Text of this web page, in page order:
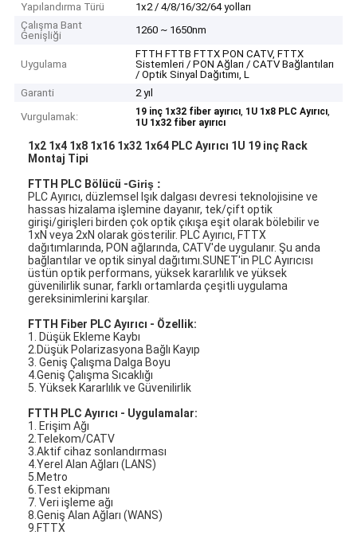
Yapılandırma Türü
1x2 / 4/8/16/32/64 yolları
Çalışma Bant
Genişliği
1260 ~ 1650nm
Uygulama
FTTH FTTB FTTX PON CATV, FTTX
Sistemleri / PON Ağları / CATV Bağlantıları
/ Optik Sinyal Dağıtımı, L
Garanti
2 yıl
Vurgulamak:
19 inç 1x32 fiber ayırıcı, 1U 1x8 PLC Ayırıcı,
1U 1x32 fiber ayırıcı
1x2 1x4 1x8 1x16 1x32 1x64 PLC Ayırıcı 1U 19 inç Rack
Montaj Tipi
FTTH PLC Bölücü -Giriş :
PLC Ayırıcı, düzlemsel Işık dalgası devresi teknolojisine ve
hassas hizalama işlemine dayanır, tek/çift optik
girişi/girişleri birden çok optik çıkışa eşit olarak bölebilir ve
1xN veya 2xN olarak gösterilir. PLC Ayırıcı, FTTX
dağıtımlarında, PON ağlarında, CATV'de uygulanır. Şu anda
bağlantılar ve optik sinyal dağıtımı.SUNET'in PLC Ayırıcısı
üstün optik performans, yüksek kararlılık ve yüksek
güvenilirlik sunar, farklı ortamlarda çeşitli uygulama
gereksinimlerini karşılar.
FTTH Fiber PLC Ayırıcı - Özellik:
1. Düşük Ekleme Kaybı
2.Düşük Polarizasyona Bağlı Kayıp
3. Geniş Çalışma Dalga Boyu
4.Geniş Çalışma Sıcaklığı
5. Yüksek Kararlılık ve Güvenilirlik
FTTH PLC Ayırıcı - Uygulamalar:
1. Erişim Ağı
2.Telekom/CATV
3.Aktif cihaz sonlandırması
4.Yerel Alan Ağları (LANS)
5.Metro
6.Test ekipmanı
7. Veri işleme ağı
8.Geniş Alan Ağları (WANS)
9.FTTX